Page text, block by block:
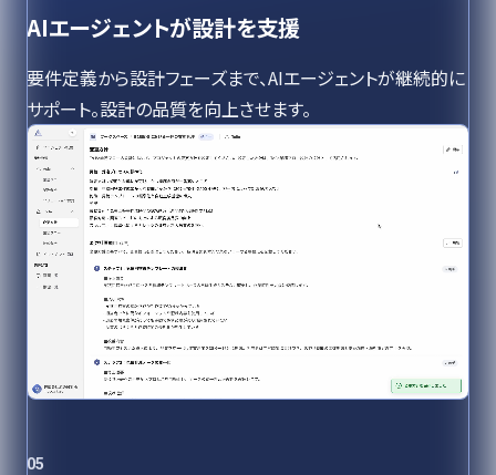
AIエージェントが設計を支援
要件定義から設計フェーズまで、AIエージェントが継続的に
サポート。設計の品質を向上させます。
05